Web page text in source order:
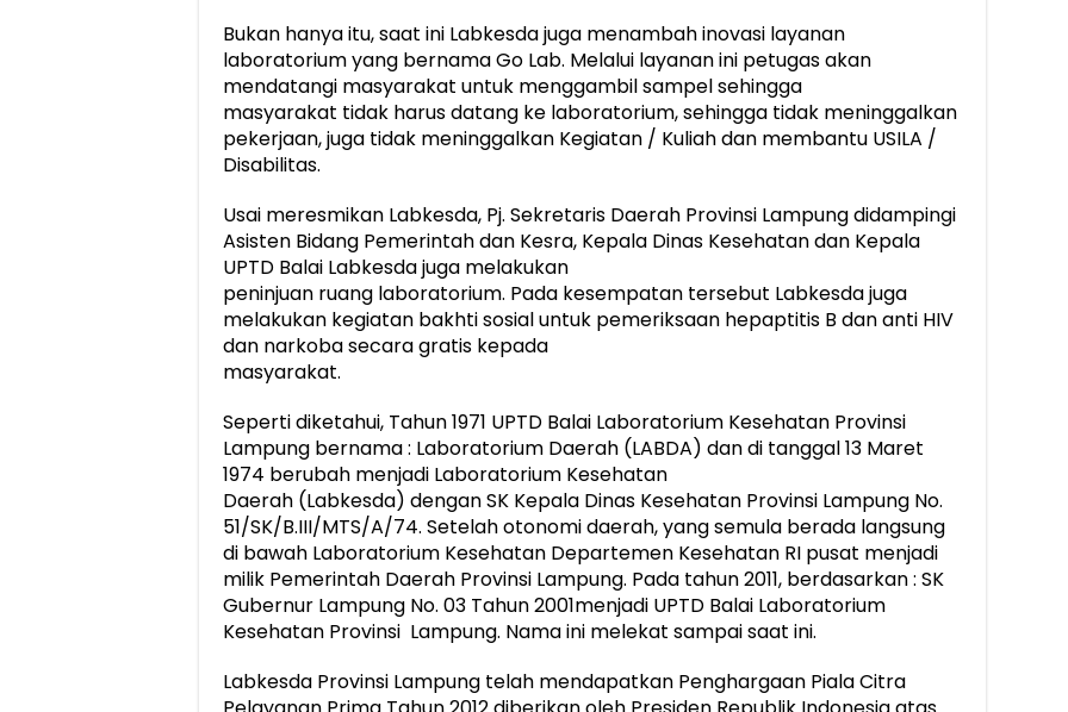
Bukan hanya itu, saat ini Labkesda juga menambah inovasi layanan
laboratorium yang bernama Go Lab. Melalui layanan ini petugas akan
mendatangi masyarakat untuk menggambil sampel sehingga
masyarakat tidak harus datang ke laboratorium, sehingga tidak meninggalkan
pekerjaan, juga tidak meninggalkan Kegiatan / Kuliah dan membantu USILA /
Disabilitas.
Usai meresmikan Labkesda, Pj. Sekretaris Daerah Provinsi Lampung didampingi
Asisten Bidang Pemerintah dan Kesra, Kepala Dinas Kesehatan dan Kepala
UPTD Balai Labkesda juga melakukan
peninjuan ruang laboratorium. Pada kesempatan tersebut Labkesda juga
melakukan kegiatan bakhti sosial untuk pemeriksaan hepaptitis B dan anti HIV
dan narkoba secara gratis kepada
masyarakat.
Seperti diketahui, Tahun 1971 UPTD Balai Laboratorium Kesehatan Provinsi
Lampung bernama : Laboratorium Daerah (LABDA) dan di tanggal 13 Maret
1974 berubah menjadi Laboratorium Kesehatan
Daerah (Labkesda) dengan SK Kepala Dinas Kesehatan Provinsi Lampung No.
51/SK/B.III/MTS/A/74. Setelah otonomi daerah, yang semula berada langsung
di bawah Laboratorium Kesehatan Departemen Kesehatan RI pusat menjadi
milik Pemerintah Daerah Provinsi Lampung. Pada tahun 2011, berdasarkan : SK
Gubernur Lampung No. 03 Tahun 2001menjadi UPTD Balai Laboratorium
Kesehatan Provinsi Lampung. Nama ini melekat sampai saat ini.
Labkesda Provinsi Lampung telah mendapatkan Penghargaan Piala Citra